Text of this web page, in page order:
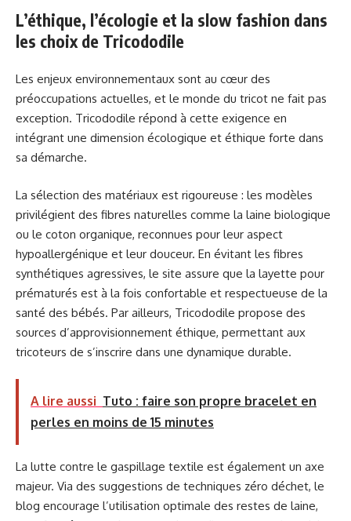
L’éthique, l’écologie et la slow fashion dans
les choix de Tricododile
Les enjeux environnementaux sont au cœur des
préoccupations actuelles, et le monde du tricot ne fait pas
exception. Tricododile répond à cette exigence en
intégrant une dimension écologique et éthique forte dans
sa démarche.
La sélection des matériaux est rigoureuse : les modèles
privilégient des fibres naturelles comme la laine biologique
ou le coton organique, reconnues pour leur aspect
hypoallergénique et leur douceur. En évitant les fibres
synthétiques agressives, le site assure que la layette pour
prématurés est à la fois confortable et respectueuse de la
santé des bébés. Par ailleurs, Tricododile propose des
sources d’approvisionnement éthique, permettant aux
tricoteurs de s’inscrire dans une dynamique durable.
A lire aussi Tuto : faire son propre bracelet en
perles en moins de 15 minutes
La lutte contre le gaspillage textile est également un axe
majeur. Via des suggestions de techniques zéro déchet, le
blog encourage l’utilisation optimale des restes de laine,